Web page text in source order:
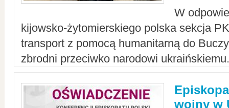
W
kijowsko-żytomierskiego polska sekcja
transport z pomocą humanitarną do
zbrodni przeciwko narodowi
wojny w